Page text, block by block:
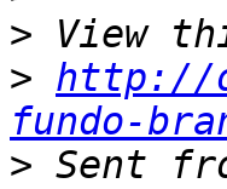
>
> http://
fundo-
> Sent